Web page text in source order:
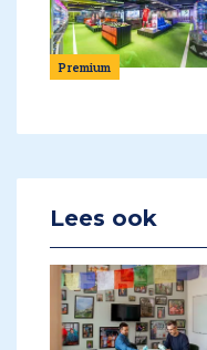
Premium
Lees ook